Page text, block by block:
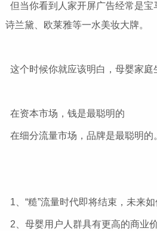
但当你看到人家开屏广告经常是
诗兰黛、欧莱雅等一水美妆大牌。
这个时候你就应该明白，母婴家庭
在资本市场，钱是最聪明的
在细分流量市场，品牌是最聪明的
1、“糙”流量时代即将结束，未来
2、母婴用户人群具有更高的商业